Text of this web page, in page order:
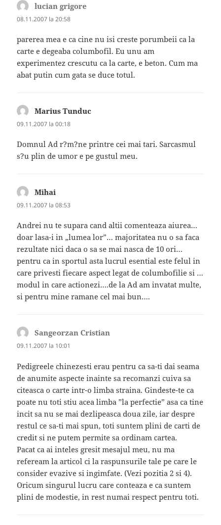
lucian grigore
08.11.2007 la 20:58
parerea mea e ca cine nu isi creste porumbeii ca la
carte e degeaba columbofil. Eu unu am
experimentez crescutu ca la carte, e beton. Cum ma
abat putin cum gata se duce totul.
Marius Tunduc
09.11.2007 la 00:18
Domnul Ad r?m?ne printre cei mai tari. Sarcasmul
s?u plin de umor e pe gustul meu.
Mihai
09.11.2007 la 08:53
Andrei nu te supara cand altii comenteaza aiurea…
doar lasa-i in „lumea lor”… majoritatea nu o sa faca
rezultate nici daca o sa se mai nasca de 10 ori…
pentru ca in sportul asta lucrul esential este felul in
care privesti fiecare aspect legat de columbofilie si …
modul in care actionezi….de la Ad am invatat multe,
si pentru mine ramane cel mai bun….
Sangeorzan Cristian
09.11.2007 la 10:01
Pedigreele chinezesti erau pentru ca sa-ti dai seama
de anumite aspecte inainte sa recomanzi cuiva sa
citeasca o carte intr-o limba straina. Gindeste-te ca
poate nu toti stiu acea limba ”la perfectie” asa ca tine
incit sa nu se mai dezlipeasca doua zile, iar despre
restul ce sa-ti mai spun, toti suntem plini de carti de
credit si ne putem permite sa ordinam cartea.
Pacat ca ai inteles gresit mesajul meu, nu ma
refeream la articol ci la raspunsurile tale pe care le
consider evazive si ingimfate. (Vezi pozitia 2 si 4).
Oricum singurul lucru care conteaza e ca suntem
plini de modestie, in rest numai respect pentru toti.